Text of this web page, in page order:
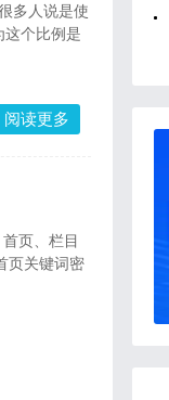
多人说是使
这个比例是
阅读更多
页、栏目
页关键词密